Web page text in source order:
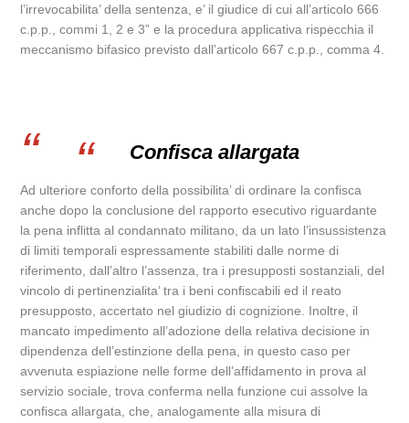
l’irrevocabilita’ della sentenza, e’ il giudice di cui all’articolo 666
c.p.p., commi 1, 2 e 3” e la procedura applicativa rispecchia il
meccanismo bifasico previsto dall’articolo 667 c.p.p., comma 4.
Confisca allargata
Ad ulteriore conforto della possibilita’ di ordinare la confisca
anche dopo la conclusione del rapporto esecutivo riguardante
la pena inflitta al condannato militano, da un lato l’insussistenza
di limiti temporali espressamente stabiliti dalle norme di
riferimento, dall’altro l’assenza, tra i presupposti sostanziali, del
vincolo di pertinenzialita’ tra i beni confiscabili ed il reato
presupposto, accertato nel giudizio di cognizione. Inoltre, il
mancato impedimento all’adozione della relativa decisione in
dipendenza dell’estinzione della pena, in questo caso per
avvenuta espiazione nelle forme dell’affidamento in prova al
servizio sociale, trova conferma nella funzione cui assolve la
confisca allargata, che, analogamente alla misura di